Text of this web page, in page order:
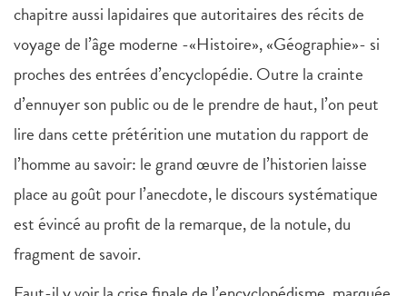
chapitre aussi lapidaires que autoritaires des récits de
voyage de l’âge moderne -«Histoire», «Géographie»- si
proches des entrées d’encyclopédie. Outre la crainte
d’ennuyer son public ou de le prendre de haut, l’on peut
lire dans cette prétérition une mutation du rapport de
l’homme au savoir: le grand œuvre de l’historien laisse
place au goût pour l’anecdote, le discours systématique
est évincé au profit de la remarque, de la notule, du
fragment de savoir.